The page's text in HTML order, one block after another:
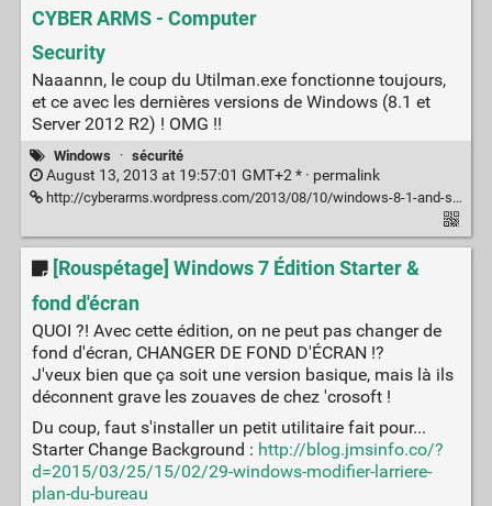
CYBER ARMS - Computer
Security
Naaannn, le coup du Utilman.exe fonctionne toujours,
et ce avec les dernières versions de Windows (8.1 et
Server 2012 R2) ! OMG !!
Windows · sécurité
August 13, 2013 at 19:57:01 GMT+2 * · permalink
http://cyberarms.wordpress.com/2013/08/10/windows-8-1-and-server-2012-r2-still-allow-login-bypass/
[Rouspétage] Windows 7 Édition Starter &
fond d'écran
QUOI ?! Avec cette édition, on ne peut pas changer de
fond d'écran, CHANGER DE FOND D'ÉCRAN !?
J'veux bien que ça soit une version basique, mais là ils
déconnent grave les zouaves de chez 'crosoft !
Du coup, faut s'installer un petit utilitaire fait pour...
Starter Change Background : http://blog.jmsinfo.co/?
d=2015/03/25/15/02/29-windows-modifier-larriere-
plan-du-bureau